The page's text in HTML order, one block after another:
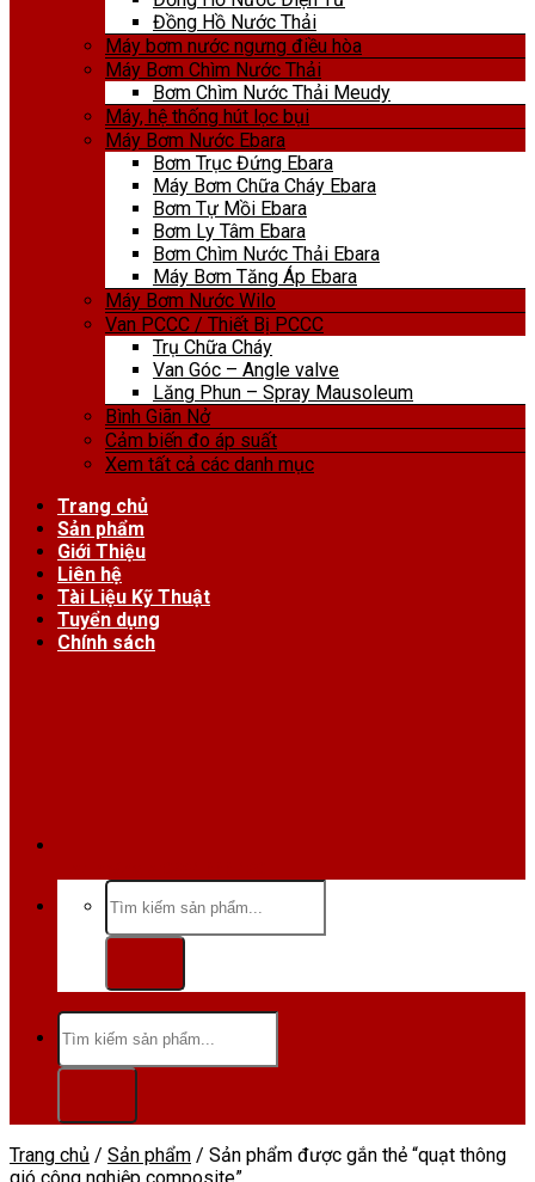
Đồng Hồ Nước Thải
Máy bơm nước ngưng điều hòa
Máy Bơm Chìm Nước Thải
Bơm Chìm Nước Thải Meudy
Máy, hệ thống hút lọc bụi
Máy Bơm Nước Ebara
Bơm Trục Đứng Ebara
Máy Bơm Chữa Cháy Ebara
Bơm Tự Mồi Ebara
Bơm Ly Tâm Ebara
Bơm Chìm Nước Thải Ebara
Máy Bơm Tăng Áp Ebara
Máy Bơm Nước Wilo
Van PCCC / Thiết Bị PCCC
Trụ Chữa Cháy
Van Góc – Angle valve
Lăng Phun – Spray Mausoleum
Bình Giãn Nở
Cảm biến đo áp suất
Xem tất cả các danh mục
Trang chủ
Sản phẩm
Giới Thiệu
Liên hệ
Tài Liệu Kỹ Thuật
Tuyển dụng
Chính sách
Tìm
kiếm:
Tìm
kiếm:
Trang chủ / Sản phẩm / Sản phẩm được gắn thẻ “quạt thông
gió công nghiệp composite”